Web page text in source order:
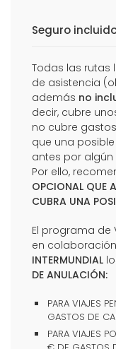
Seguro
Todas las rutas
de asistencia
además no
decir, cubre
no cubre
que una
antes por
Por ello,
OPCIONAL QUE
CUBRA UNA
El programa de
en
INTERMUNDIAL
DE ANULACIÓN:
PARA VIAJES
GASTOS DE
PARA VIAJES